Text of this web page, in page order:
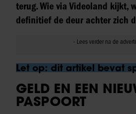
terug. Wie via Videoland kijkt,
definitief de deur achter zich
Let op: dit artikel bevat
GELD EN EEN
PASPOORT